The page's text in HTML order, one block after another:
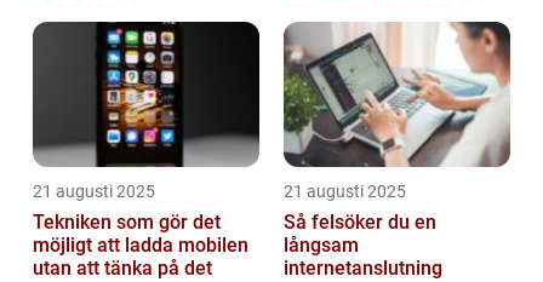
21 augusti 2025
Tekniken som gör det
möjligt att ladda mobilen
utan att tänka på det
21 augusti 2025
Så felsöker du en
långsam
internetanslutning